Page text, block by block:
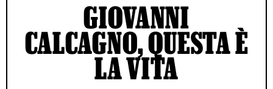
GIOVANNI
CALCAGNO, QUESTA È
LA VITA